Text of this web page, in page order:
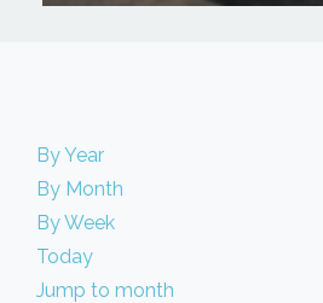
By Year
By Month
By Week
Today